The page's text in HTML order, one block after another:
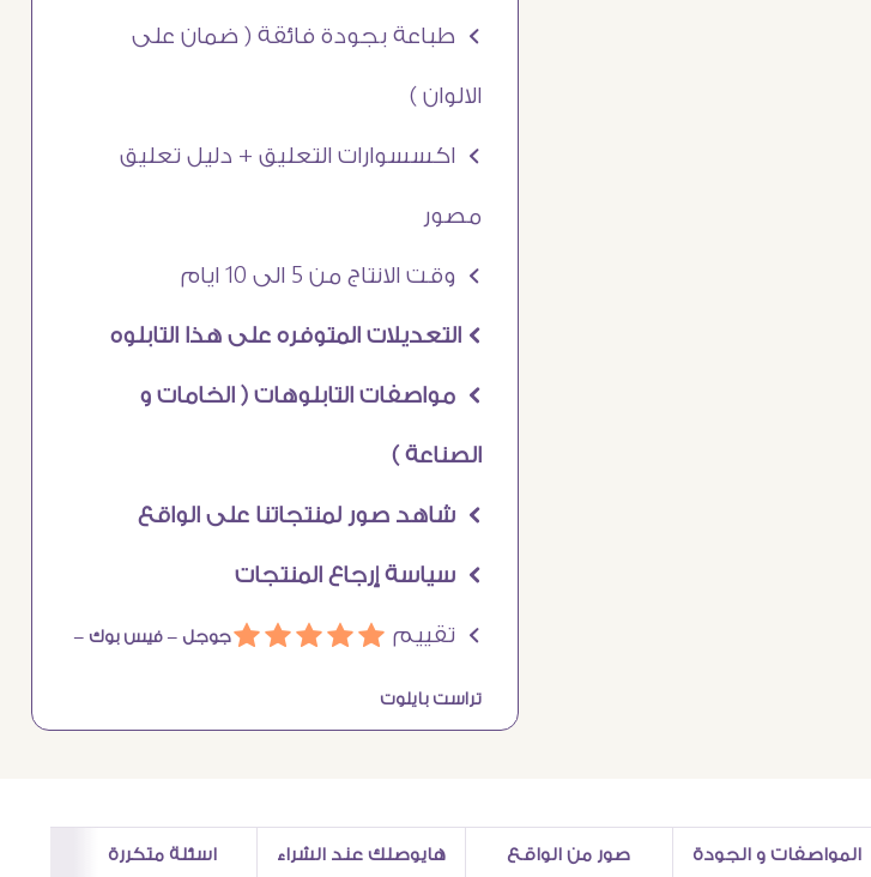
Ö طباعة بجودة فائقة ( ضمان على
الالوان )
Ö اكسسوارات التعليق + دليل تعليق
مصور
Ö وقت الانتاج من 5 الى 10 ايام
Ö التعديلات المتوفره على هذا التابلوه
Ö مواصفات التابلوهات ( الخامات و
الصناعة )
Ö شاهد صور لمنتجاتنا على الواقع
Ö سياسة إرجاع المنتجات
Ö تقييم áááááجوجل – فيس بوك –
تراست بايلوت
المواصفات و الجودة صور من الواقع هايوصلك عند الشراء اسئلة متكررة